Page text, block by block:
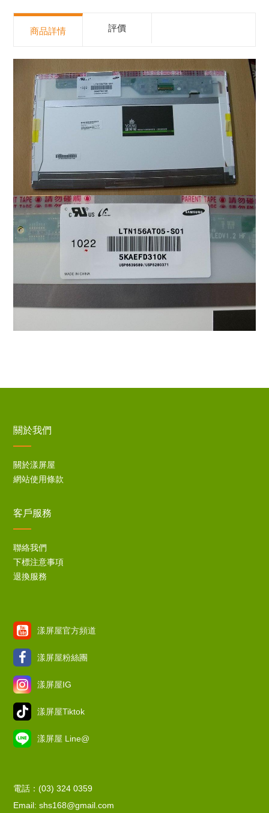
商品詳情 評價
關於我們
關於漾屏屋
網站使用條款
客戶服務
聯絡我們
下標注意事項
退換服務
漾屏屋官方頻道
漾屏屋粉絲團
漾屏屋IG
漾屏屋Tiktok
漾屏屋 Line@
電話：(03) 324 0359
Email: shs168@gmail.com